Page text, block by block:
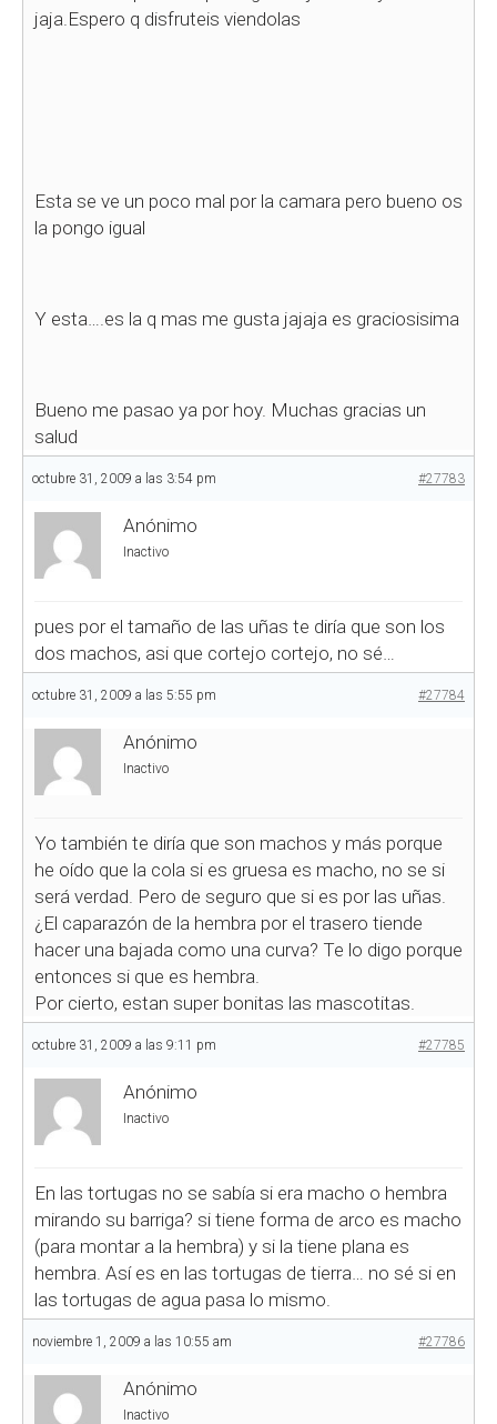
jaja.Espero q disfruteis viendolas
Esta se ve un poco mal por la camara pero bueno os
la pongo igual
Y esta….es la q mas me gusta jajaja es graciosisima
Bueno me pasao ya por hoy. Muchas gracias un
salud
octubre 31, 2009 a las 3:54 pm #27783
Anónimo
Inactivo
pues por el tamaño de las uñas te diría que son los
dos machos, asi que cortejo cortejo, no sé…
octubre 31, 2009 a las 5:55 pm #27784
Anónimo
Inactivo
Yo también te diría que son machos y más porque
he oído que la cola si es gruesa es macho, no se si
será verdad. Pero de seguro que si es por las uñas.
¿El caparazón de la hembra por el trasero tiende
hacer una bajada como una curva? Te lo digo porque
entonces si que es hembra.
Por cierto, estan super bonitas las mascotitas.
octubre 31, 2009 a las 9:11 pm #27785
Anónimo
Inactivo
En las tortugas no se sabía si era macho o hembra
mirando su barriga? si tiene forma de arco es macho
(para montar a la hembra) y si la tiene plana es
hembra. Así es en las tortugas de tierra… no sé si en
las tortugas de agua pasa lo mismo.
noviembre 1, 2009 a las 10:55 am #27786
Anónimo
Inactivo